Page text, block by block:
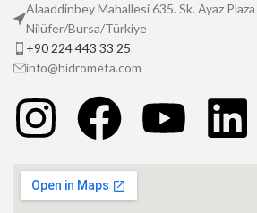
Alaaddinbey Mahallesi 635. Sk. Ayaz
Nilüfer/Bursa/Türkiye
+90 224 443 33 25
info@hidrometa.com